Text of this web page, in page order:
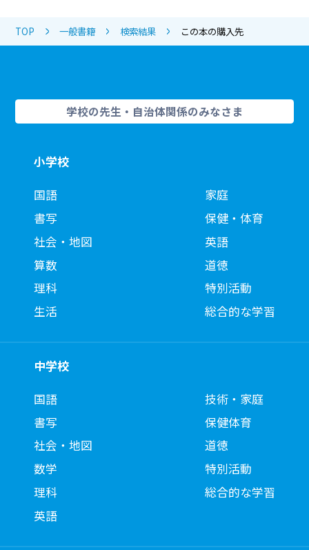
TOP 一般書籍 検索結果 この本の購入先
学校の先生・自治体関係のみなさま
小学校
国語
書写
社会・地図
算数
理科
生活
家庭
保健・体育
英語
道徳
特別活動
総合的な学習
中学校
国語
書写
社会・地図
数学
理科
英語
技術・家庭
保健体育
道徳
特別活動
総合的な学習